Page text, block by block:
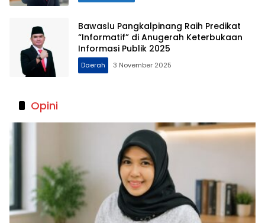
Bawaslu Pangkalpinang Raih Predikat
“Informatif” di Anugerah Keterbukaan
Informasi Publik 2025
Daerah 3 November 2025
Opini